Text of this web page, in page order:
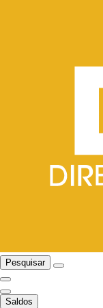
Pesquisar
Saldos